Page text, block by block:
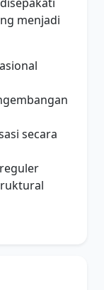
menjadi
secara